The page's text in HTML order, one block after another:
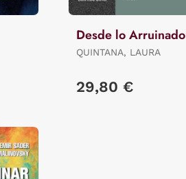
Desde lo Arruinado
QUINTANA, LAURA
29,80 €